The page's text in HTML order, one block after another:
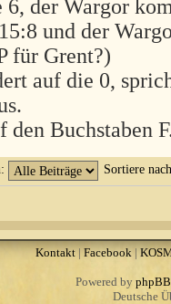
der Wargor
und der
für Grent?)
auf die 0,
den Buchstaben
Sortiere
Kontakt|Facebook|
Powered by phpBB
Deutsche